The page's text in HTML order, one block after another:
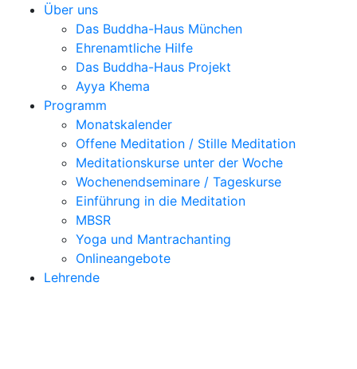
Über uns
Das Buddha-Haus München
Ehrenamtliche Hilfe
Das Buddha-Haus Projekt
Ayya Khema
Programm
Monatskalender
Offene Meditation / Stille Meditation
Meditationskurse unter der Woche
Wochenendseminare / Tageskurse
Einführung in die Meditation
MBSR
Yoga und Mantrachanting
Onlineangebote
Lehrende